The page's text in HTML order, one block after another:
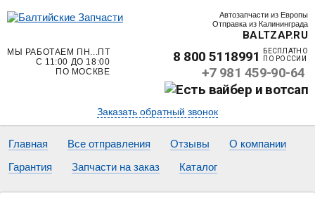
Автозапчасти из Европы
Отправка из Калининграда
BALTZAP.RU
МЫ РАБОТАЕМ ПН...ПТ
С 11:00 ДО 18:00
ПО МОСКВЕ
8 800 5118991
БЕСПЛАТНО
ПО РОССИИ
+7 981 459-90-64
Заказать обратный звонок
Главная Все отправления Отзывы
О компании
Гарантия
Запчасти на заказ Каталог